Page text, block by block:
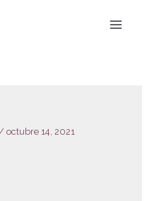
/ octubre 14, 2021